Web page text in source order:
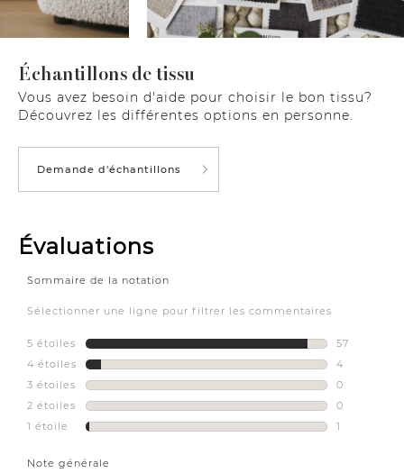
Échantillons de tissu
Vous avez besoin d'aide pour choisir le bon tissu?
Découvrez les différentes options en personne.
Demande d'échantillons